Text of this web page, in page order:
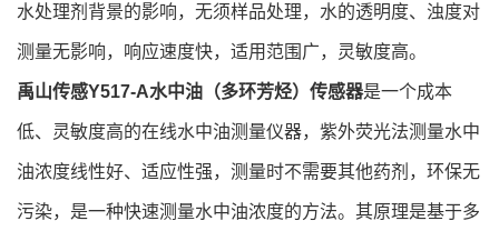
水处理剂背景的影响，无须样品处理，水的透明度、浊度对
测量无影响，响应速度快，适用范围广，灵敏度高。
禹山传感Y517-A水中油（多环芳烃）传感器是一个成本
低、灵敏度高的在线水中油测量仪器，紫外荧光法测量水中
油浓度线性好、适应性强，测量时不需要其他药剂，环保无
污染，是一种快速测量水中油浓度的方法。其原理是基于多